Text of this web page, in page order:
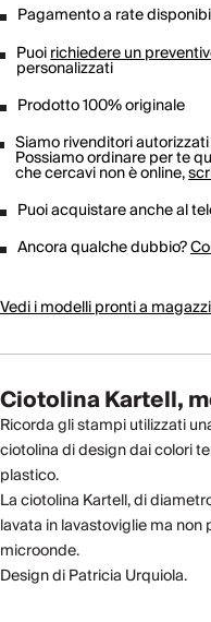
Pagamento a rate
Puoirichiedere un
personalizzati
Prodotto 100% originale
Siamo rivenditori
Possiamo ordinare per te
che cercavi non è online,
Puoi acquistare anche al
Ancora qualche dubbio?
Vedi i modelli pronti a
Ciotolina Kartell,
Ricorda gli stampi utilizzati
ciotolina di design dai colori
plastico.
La ciotolina Kartell, di
lavata in lavastoviglie ma non
microonde.
Design di Patricia Urquiola.